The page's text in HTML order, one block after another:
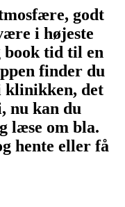
godt
i højeste
book tid til en
finder du
klinikken, det
nu kan du
læse om bla.
hente eller få